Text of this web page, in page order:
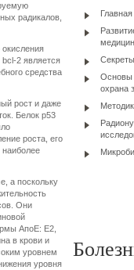
радикалов,
2 является
средства
рост и даже
Белок р53
роста, его
наиболее
а поскольку
Они
АпоЕ: Е2,
в крови и
уровнем
уровня
Главная
Основы
охрана